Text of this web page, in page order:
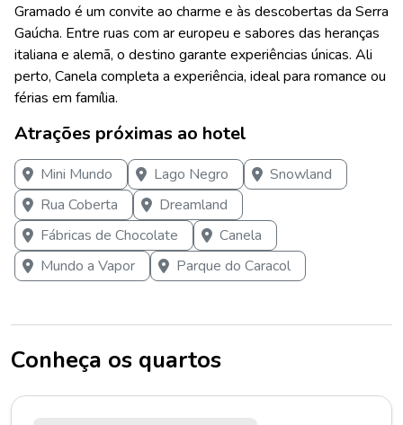
Gramado é um convite ao charme e às descobertas da Serra
Gaúcha. Entre ruas com ar europeu e sabores das heranças
italiana e alemã, o destino garante experiências únicas. Ali
perto, Canela completa a experiência, ideal para romance ou
férias em família.
Atrações próximas ao hotel
Mini Mundo Lago Negro
Snowland
Rua Coberta
Dreamland
Fábricas de Chocolate
Canela
Mundo a Vapor
Parque do Caracol
Conheça os quartos